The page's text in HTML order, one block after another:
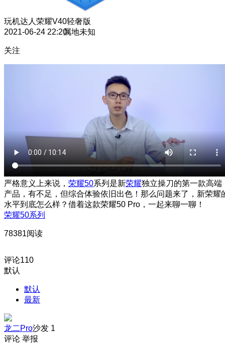
玩机达人 荣耀V40轻奢版
2021-06-24 22:20属地未知
关注
严格意义上来说， 荣耀50系列是新荣耀独立操刀的第一款高端
产品，有不足，但综合体验依旧出色！那么问题来了，新荣耀
水平到底怎么样？借着这款荣耀50 Pro，一起来聊一聊！
荣耀50系列
78381阅读
评论110
默认
默认
最新
龙二Pro沙发 1
评论 举报